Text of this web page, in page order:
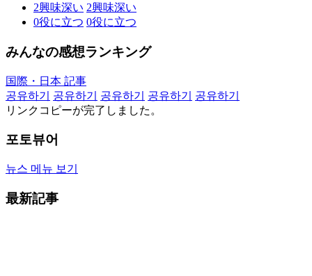
2興味深い 2興味深い
0役に立つ 0役に立つ
みんなの感想ランキング
国際・日本 記事
공유하기
공유하기 공유하기 공유하기
공유하기
リンクコピーが完了しました。
포토뷰어
뉴스 메뉴 보기
最新記事